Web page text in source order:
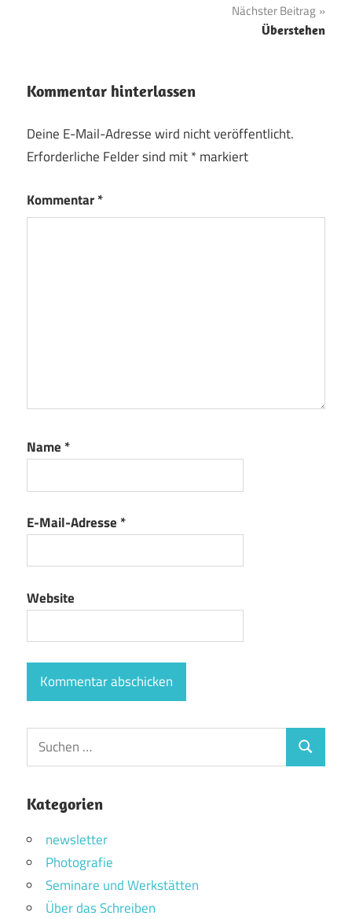
Nächster Beitrag
Überstehen
Kommentar hinterlassen
Deine E-Mail-Adresse wird nicht veröffentlicht.
Erforderliche Felder sind mit*markiert
Kommentar*
Name *
E-Mail-Adresse *
Website
Suchen
nach:
Suchen
Kategorien
newsletter
Photografie
Seminare und Werkstätten
Über das Schreiben